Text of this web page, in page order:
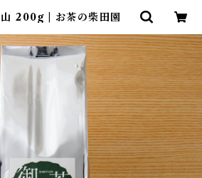
200g | お茶の柴田園